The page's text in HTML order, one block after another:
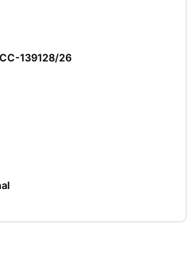
139128/26